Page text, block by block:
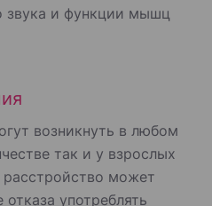
звука и функции мышц
возникнуть в любом
так и у взрослых
может
употреблять